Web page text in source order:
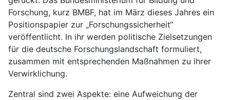
Forschung, kurz BMBF, hat im März dieses Jahres ein
Positionspapier zur „Forschungssicherheit“
veröffentlicht. In ihr werden politische Zielsetzungen
für die deutsche Forschungslandschaft formuliert,
zusammen mit entsprechenden Maßnahmen zu ihrer
Verwirklichung.
Zentral sind zwei Aspekte: eine Aufweichung der